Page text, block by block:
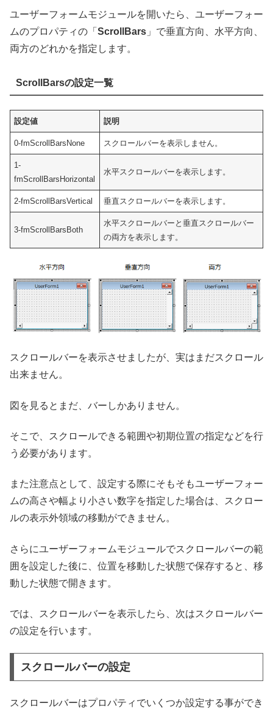
ユーザーフォームモジュールを開いたら、ユーザーフォー
ムのプロパティの「 ScrollBars 」で垂直方向、水平方向、
両方のどれかを指定します。
ScrollBarsの設定一覧
設定値 説明
0-fmScrollBarsNone スクロールバーを表示しません。
1-
fmScrollBarsHorizontal
水平スクロールバーを表示します。
2-fmScrollBarsVertical 垂直スクロールバーを表示します。
3-fmScrollBarsBoth
水平スクロールバーと垂直スクロールバー
の両方を表示します。
スクロールバーを表示させましたが、実はまだスクロール
出来ません。
図を見るとまだ、バーしかありません。
そこで、スクロールできる範囲や初期位置の指定などを行
う必要があります。
また注意点として、設定する際にそもそもユーザーフォー
ムの高さや幅より小さい数字を指定した場合は、スクロー
ルの表示外領域の移動ができません。
さらにユーザーフォームモジュールでスクロールバーの範
囲を設定した後に、位置を移動した状態で保存すると、移
動した状態で開きます。
では、スクロールバーを表示したら、次はスクロールバー
の設定を行います。
スクロールバーの設定
スクロールバーはプロパティでいくつか設定する事ができ